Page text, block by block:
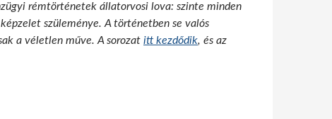
rémtörténetek állatorvosi lova: szinte minden
szüleménye. A történetben se valós
a véletlen műve. A sorozat itt kezdődik, és az